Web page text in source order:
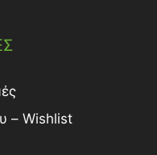
– Wishlist